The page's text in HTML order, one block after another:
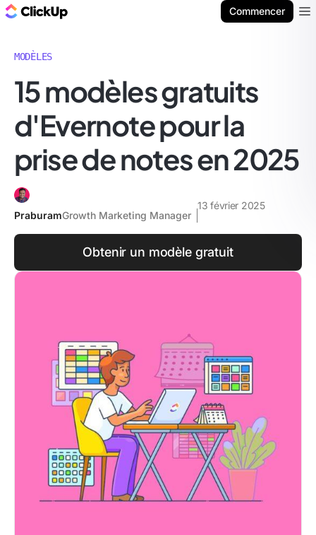
Commencer
MODÈLES
15 modèles gratuits
d'Evernote pour la
prise de notes en 2025
PraburamGrowth Marketing Manager
13 février 2025
Obtenir un modèle gratuit